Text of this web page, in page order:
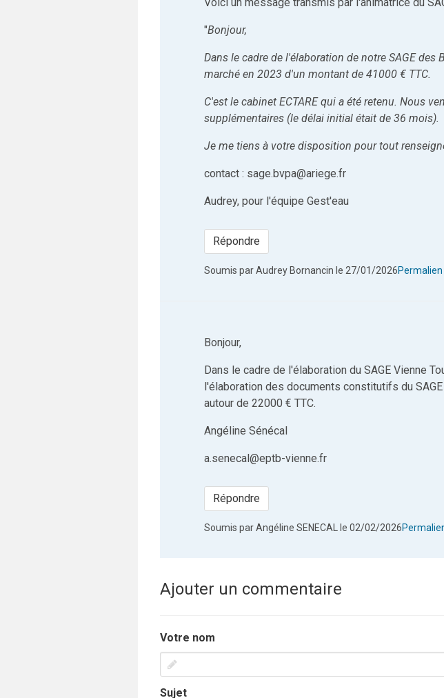
"Bonjour,
Dans le cadre de l'élaboration de notre SAGE
marché en 2023 d'un montant de 41000 € TTC.
C'est le cabinet ECTARE qui a été retenu. Nous
supplémentaires (le délai initial était de 36 mois).
Je me tiens à votre disposition pour tout
contact : sage.bvpa@ariege.fr
Audrey, pour l'équipe Gest'eau
Répondre
Soumis parAudrey Bornancin le 27/01/2026Permalien
Bonjour,
Dans le cadre de l'élaboration du SAGE Vienne
l'élaboration des documents constitutifs du
autour de 22000 € TTC.
Angéline Sénécal
a.senecal@eptb-vienne.fr
Répondre
Soumis parAngéline SENECAL le 02/02/2026
Ajouter un commentaire
Votre nom
Sujet